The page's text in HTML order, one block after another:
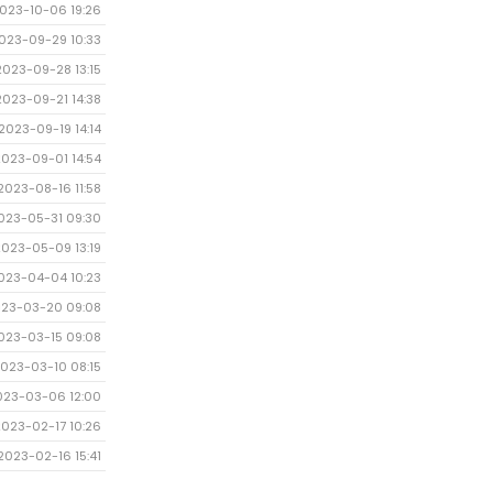
10-06 19:26
09-29 10:33
09-28 13:15
09-21 14:38
2023-09-19 14:14
09-01 14:54
08-16 11:58
05-31 09:30
05-09 13:19
04-04 10:23
03-20 09:08
03-15 09:08
03-10 08:15
03-06 12:00
02-17 10:26
02-16 15:41